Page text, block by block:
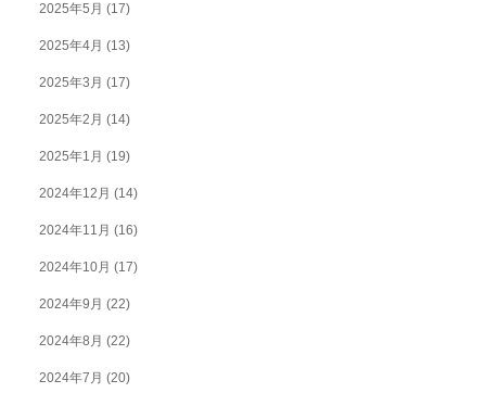
2025年5月 (17)
2025年4月 (13)
2025年3月 (17)
2025年2月 (14)
2025年1月 (19)
2024年12月 (14)
2024年11月 (16)
2024年10月 (17)
2024年9月 (22)
2024年8月 (22)
2024年7月 (20)